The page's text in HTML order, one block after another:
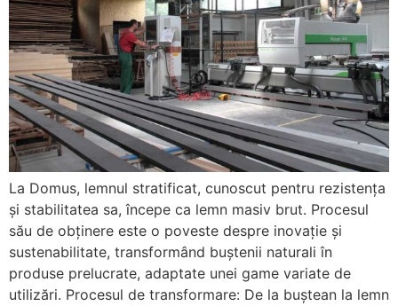
La Domus, lemnul stratificat, cunoscut pentru rezistența
și stabilitatea sa, începe ca lemn masiv brut. Procesul
său de obținere este o poveste despre inovație și
sustenabilitate, transformând buștenii naturali în
produse prelucrate, adaptate unei game variate de
utilizări. Procesul de transformare: De la buștean la lemn